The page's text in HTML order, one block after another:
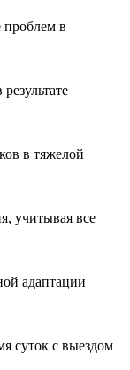
проблем в
в тяжелой
учитывая все
адаптации
суток с выездом